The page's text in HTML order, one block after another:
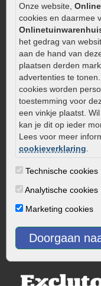
Onze website,
cookies en daarmee
het gedrag van
aan de hand van
plaatsen derden
advertenties te
cookies worden
toestemming voor
een vinkje plaatst.
kan je dit op ieder
Lees voor meer
cookieverklaring
Technische cookies
Analytische cookies
Marketing cookies
Doorgaan
Zelf een terras
Kleine stadstuin
0320 – 219170
Kaapstanderweg 41
8243 RB Lelystad
Routebeschrijving
Openingstijden
Maandag
Dinsdag
Donderdag
Vrijdag
Zaterdag
Zondag